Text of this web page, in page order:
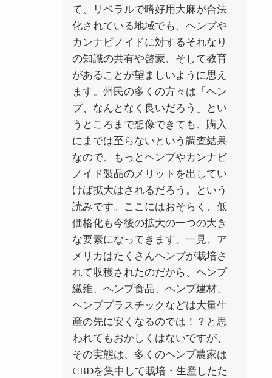
て、リベラルで嗜好用大麻が合法
化されている地域でも、ヘンプや
カンナビノイドに対するそれなり
の知識の共有や啓蒙、そして教育
があることが望ましいように思え
ます。州民の多くの方々は「ヘン
プ、なんとなく良いだろう」とい
うところまで想像できても、購入
にまでは至らないという調査結果
なので、もっとヘンプやカンナビ
ノイド製品のメリットを出してい
けば拡大はされるだろう。という
読みです。ここにはおそらく、低
価格化も今後の拡大の一つの大き
な要素になってきます。一見、ア
メリカはたくさんヘンプが栽培さ
れて収穫されたのだから、ヘンプ
繊維、ヘンプ食品、ヘンプ建材、
ヘンププラスチックなどは大量生
産の先に安くなるのでは！？と思
われてもおかしくはないですが、
その実態は、多くのヘンプ農家は
CBDを集中して栽培・生産したた